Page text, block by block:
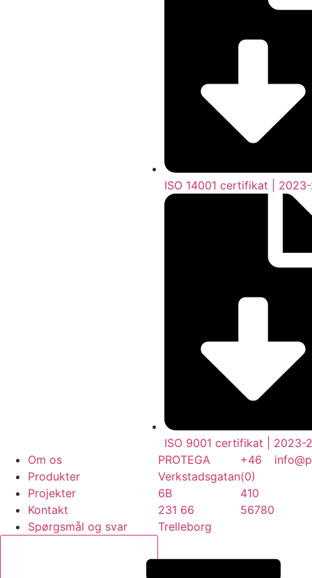
ISO 14001 certifikat |
ISO 9001 certifikat | 2023-
Om os
Produkter
Projekter
Kontakt
Spørgsmål og svar
PROTEGA
Verkstadsgatan
6B
231 66
Trelleborg
+46
(0)
410
56780